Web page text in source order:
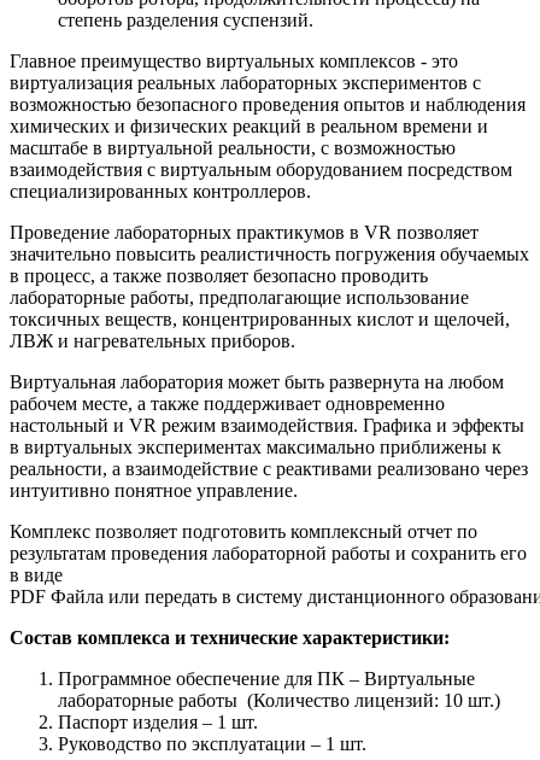
степень разделения суспензий.
Главное преимущество виртуальных комплексов - это
виртуализация реальных лабораторных экспериментов с
возможностью безопасного проведения опытов и наблюдения
химических и физических реакций в реальном времени и
масштабе в виртуальной реальности, с возможностью
взаимодействия с виртуальным оборудованием посредством
специализированных контроллеров.
Проведение лабораторных практикумов в VR позволяет
значительно повысить реалистичность погружения обучаемых
в процесс, а также позволяет безопасно проводить
лабораторные работы, предполагающие использование
токсичных веществ, концентрированных кислот и щелочей,
ЛВЖ и нагревательных приборов.
Виртуальная лаборатория может быть развернута на любом
рабочем месте, а также поддерживает одновременно
настольный и VR режим взаимодействия. Графика и эффекты
в виртуальных экспериментах максимально приближены к
реальности, а взаимодействие с реактивами реализовано через
интуитивно понятное управление.
Комплекс позволяет подготовить комплексный отчет по
результатам проведения лабораторной работы и сохранить его
в виде
PDF Файла или передать в систему дистанционного
Состав комплекса и технические характеристики:
Программное обеспечение для ПК – Виртуальные
лабораторные работы (Количество лицензий: 10 шт.)
Паспорт изделия – 1 шт.
Руководство по эксплуатации – 1 шт.